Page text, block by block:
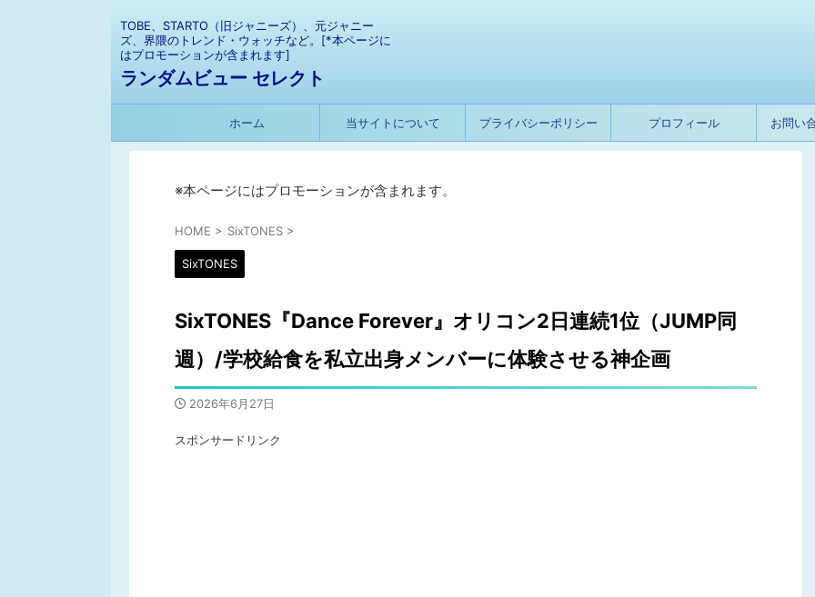
TOBE、STARTO（旧ジャニーズ）、元ジャニー
ズ、界隈のトレンド・ウォッチなど。[*本ページに
はプロモーションが含まれます]
ランダムビュー セレクト
ホーム 当サイトについて プライバシーポリシー プロフィール お問い
※本ページにはプロモーションが含まれます。
HOME > SixTONES >
SixTONES
SixTONES『Dance Forever』オリコン2日連続1位（JUMP同
週）/学校給食を私立出身メンバーに体験させる神企画
2026年6月27日
スポンサードリンク